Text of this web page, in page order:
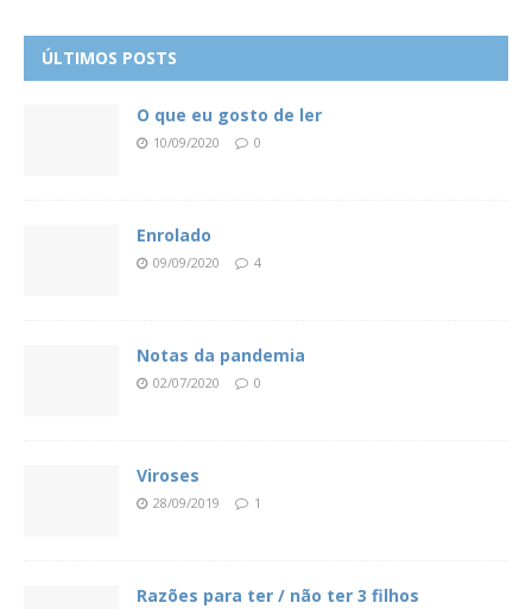
ÚLTIMOS POSTS
O que eu gosto de ler
10/09/2020 0
Enrolado
09/09/2020 4
Notas da pandemia
02/07/2020 0
Viroses
28/09/2019 1
Razões para ter / não ter 3 filhos